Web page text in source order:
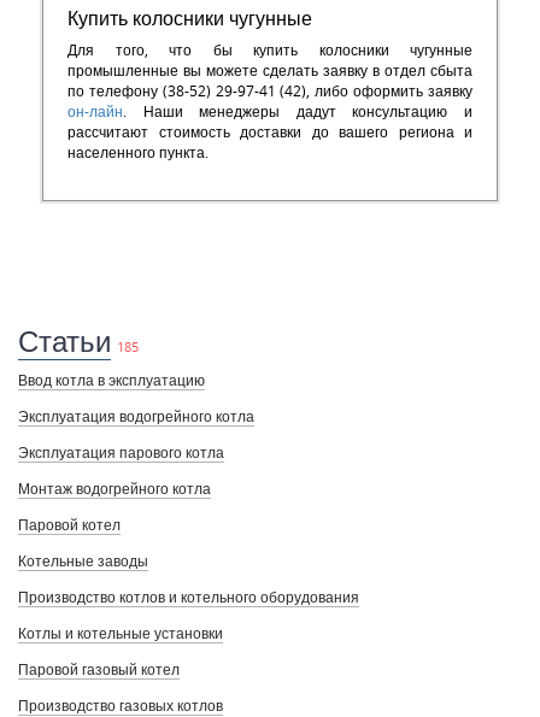
Купить колосники чугунные
Для того, что бы купить колосники чугунные
промышленные вы можете сделать заявку в отдел сбыта
по телефону (38-52) 29-97-41 (42), либо оформить заявку
он-лайн. Наши менеджеры дадут консультацию и
рассчитают стоимость доставки до вашего региона и
населенного пункта.
Статьи 185
Ввод котла в эксплуатацию
Эксплуатация водогрейного котла
Эксплуатация парового котла
Монтаж водогрейного котла
Паровой котел
Котельные заводы
Производство котлов и котельного оборудования
Котлы и котельные установки
Паровой газовый котел
Производство газовых котлов